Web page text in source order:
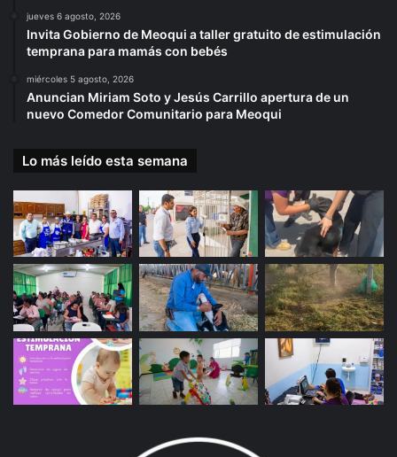
jueves 6 agosto, 2026
Invita Gobierno de Meoqui a taller gratuito de estimulación
temprana para mamás con bebés
miércoles 5 agosto, 2026
Anuncian Miriam Soto y Jesús Carrillo apertura de un
nuevo Comedor Comunitario para Meoqui
Lo más leído esta semana